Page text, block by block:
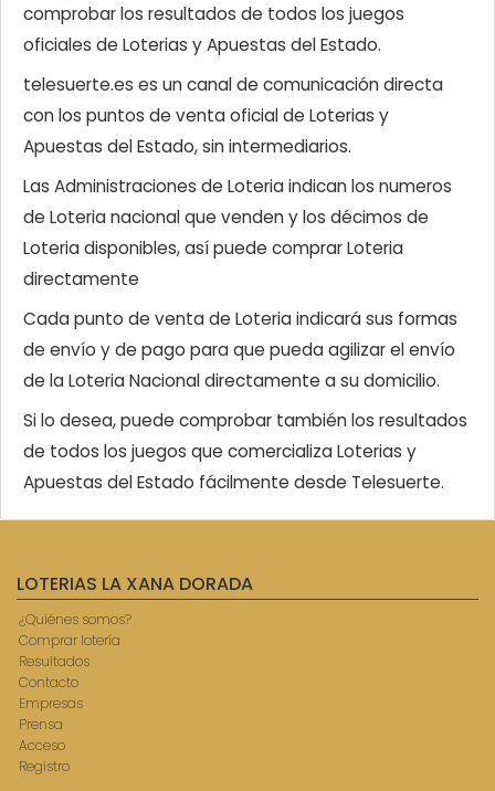
comprobar los resultados de todos los juegos
oficiales de Loterias y Apuestas del Estado.
telesuerte.es es un canal de comunicación directa
con los puntos de venta oficial de Loterias y
Apuestas del Estado, sin intermediarios.
Las Administraciones de Loteria indican los numeros
de Loteria nacional que venden y los décimos de
Loteria disponibles, así puede comprar Loteria
directamente
Cada punto de venta de Loteria indicará sus formas
de envío y de pago para que pueda agilizar el envío
de la Loteria Nacional directamente a su domicilio.
Si lo desea, puede comprobar también los resultados
de todos los juegos que comercializa Loterias y
Apuestas del Estado fácilmente desde Telesuerte.
LOTERIAS LA XANA DORADA
¿Quiénes somos?
Comprar lotería
Resultados
Contacto
Empresas
Prensa
Acceso
Registro